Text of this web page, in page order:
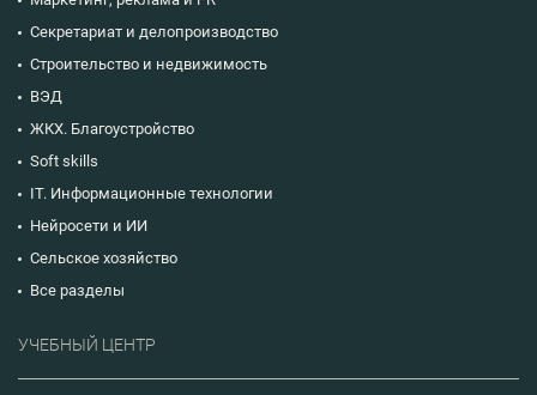
Секретариат и делопроизводство
Строительство и недвижимость
ВЭД
ЖКХ. Благоустройство
Soft skills
IT. Информационные технологии
Нейросети и ИИ
Сельское хозяйство
Все разделы
УЧЕБНЫЙ ЦЕНТР